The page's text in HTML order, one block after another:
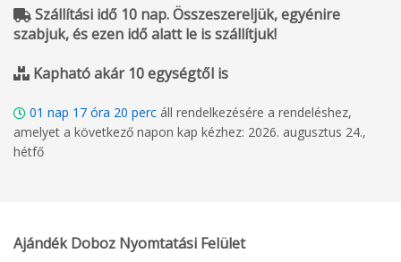
Szállítási idő 10 nap. Összeszereljük, egyénire
szabjuk, és ezen idő alatt le is szállítjuk!
Kapható akár 10 egységtől is
01 nap 17 óra 20 perc áll rendelkezésére a rendeléshez,
amelyet a következő napon kap kézhez: 2026. augusztus 24.,
hétfő
Ajándék Doboz Nyomtatási Felület